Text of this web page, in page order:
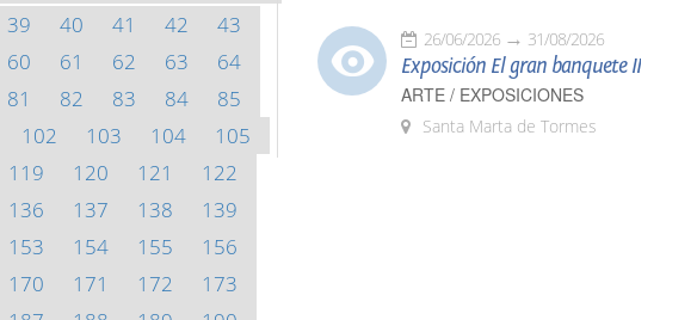
39 40 41 42
43
60 61 62 63
64
81 82 83 84
85
102 103 104
105
119 120 121
122
136 137 138
139
153 154 155
156
170 171 172
173
26/06/2026 31/08/2026
Exposición El gran banquete II
ARTE / EXPOSICIONES
Santa Marta de Tormes